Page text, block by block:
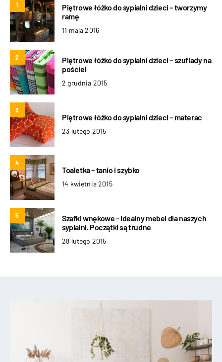
1
Piętrowe łóżko do sypialni dzieci – tworzymy
ramę
11 maja 2016
2
Piętrowe łóżko do sypialni dzieci – szuflady na
pościel
2 grudnia 2015
3
Piętrowe łóżko do sypialni dzieci – materac
23 lutego 2015
4
Toaletka – tanio i szybko
14 kwietnia 2015
5
Szafki wnękowe – idealny mebel dla naszych
sypialni. Początki są trudne
28 lutego 2015